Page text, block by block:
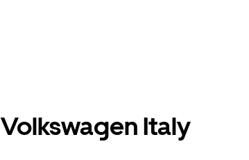
Volkswagen Italy